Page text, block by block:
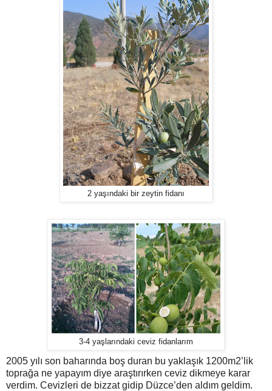
2 yaşındaki bir zeytin fidanı
3-4 yaşlarındaki ceviz fidanlarım
2005 yılı son baharında boş duran bu yaklaşık 1200m2’lik
toprağa ne yapayım diye araştırırken ceviz dikmeye karar
verdim. Cevizleri de bizzat gidip Düzce’den aldım geldim.